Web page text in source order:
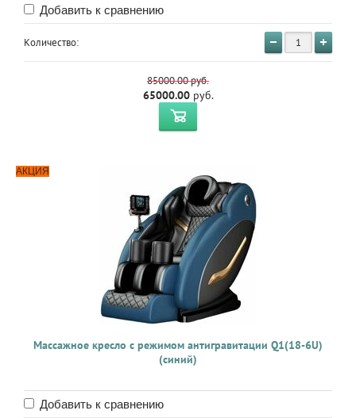
Добавить к сравнению
Количество:
85000.00руб.
65000.00руб.
АКЦИЯ
Массажное кресло с режимом антигравитации Q1(18-6U)
(синий)
Добавить к сравнению